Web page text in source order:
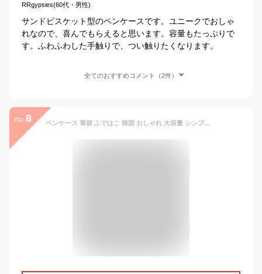
RRgypsies(60代・男性)
サンドビスケット型のペンケースです。ユニークでおしゃ
れなので、喜んでもらえると思います。容量もたっぷりで
す。ふわふわした手触りで、つい触りたくなります。
全てのおすすめコメント（2件）
no. 8 ペンケース 筆箱 ふではこ 韓国 おしゃれ 大容量 シンプル 猫ちゃん もこもこ 可愛い かわいい 猫爪 小学校 中学 高校 大学生 男子 女子 シンプル 高校生 女子 可愛い 社会人 インスタグラ